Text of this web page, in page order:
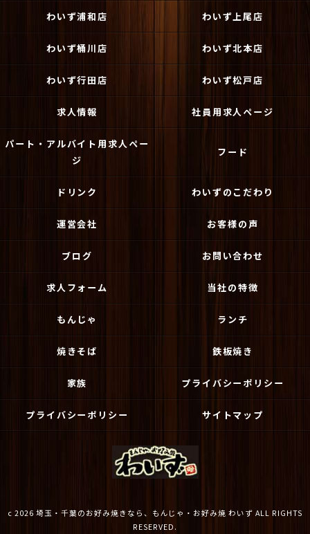
わいず浦和店 わいず上尾店
わいず桶川店 わいず北本店
わいず行田店 わいず松戸店
求人情報 社員用求人ページ
パート・アルバイト用求人ペー
ジ
フード
ドリンク わいずのこだわり
運営会社 お客様の声
ブログ お問い合わせ
求人フォーム 当社の特徴
もんじゃ ランチ
焼きそば 鉄板焼き
家族 プライバシーポリシー
プライバシーポリシー サイトマップ
c 2026 埼玉・千葉のお好み焼きなら、もんじゃ・お好み焼 わいず ALL RIGHTS
RESERVED.